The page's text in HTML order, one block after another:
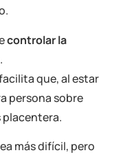
controlar la
.
que, al estar
persona sobre
placentera.
más difícil, pero